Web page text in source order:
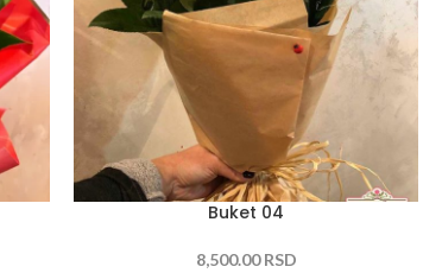
Buket 04
8,500.00RSD